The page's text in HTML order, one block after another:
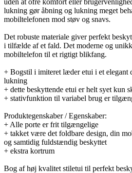
lukning gør åbning og lukning meget
mobiltelefonen mod støv og snavs.
Det robuste materiale giver perfekt
i tilfælde af et fald. Det moderne og
mobiltelefon til et rigtigt blikfang.
+ Bogstil i imiteret læder etui i et elegant
lukning
+ dette beskyttende etui er helt syet kun
+ stativfunktion til variabel brug er
Produktegenskaber / Egenskaber:
+ Alle porte er frit tilgængelige
+ takket være det foldbare design, din
og samtidig fuldstændig beskyttet
+ ekstra kortrum
Bog af høj kvalitet stiletui til perfekt